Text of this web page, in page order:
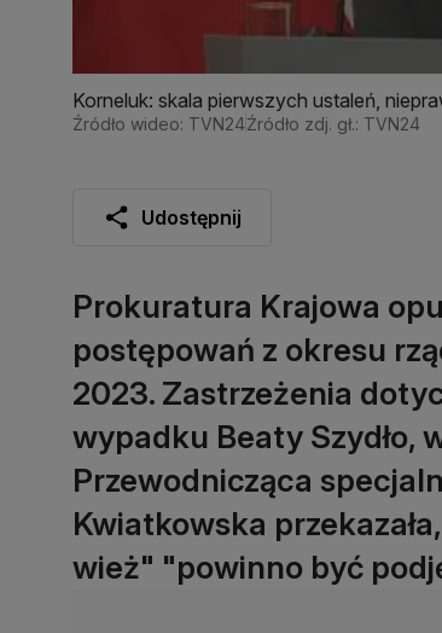
Korneluk: skala pierwszych ustaleń,
być powiększony
Źródło wideo: TVN24Źródło zdj. gł.: TVN24
Udostępnij
Prokuratura Krajowa
postępowań z okresu
2023. Zastrzeżenia
wypadku Beaty Szydło,
Przewodnicząca
Kwiatkowska
wież" "powinno być